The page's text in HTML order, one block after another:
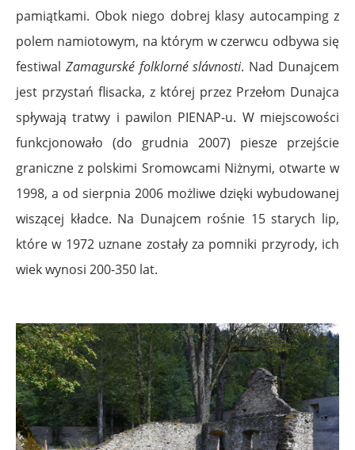
pamiątkami. Obok niego dobrej klasy autocamping z
polem namiotowym, na którym w czerwcu odbywa się
festiwal Zamagurské folklorné slávnosti. Nad Dunajcem
jest przystań flisacka, z której przez Przełom Dunajca
spływają tratwy i pawilon PIENAP-u. W miejscowości
funkcjonowało (do grudnia 2007) piesze przejście
graniczne z polskimi Sromowcami Niżnymi, otwarte w
1998, a od sierpnia 2006 możliwe dzięki wybudowanej
wiszącej kładce. Na Dunajcem rośnie 15 starych lip,
które w 1972 uznane zostały za pomniki przyrody, ich
wiek wynosi 200-350 lat.